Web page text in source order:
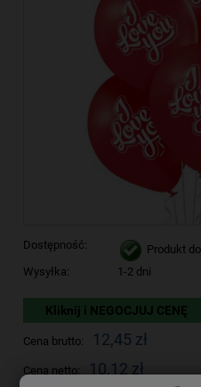
Dostępność:
Produkt
Wysyłka:
1-2 dni
Kliknij i NEGOCJUJ CENĘ
Cena brutto: 12,45 zł
Cena netto: 10,12 zł